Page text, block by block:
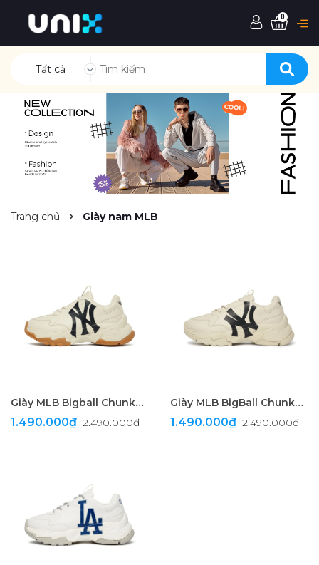
Tất cả
0
Trang chủ Giày nam MLB
Giày MLB Bigball Chunky A New York Yankees L.Beige
1.490.000₫ 2.490.000₫
Giày MLB BigBall Chunky A New York Yankees Beige
1.490.000₫ 2.490.000₫